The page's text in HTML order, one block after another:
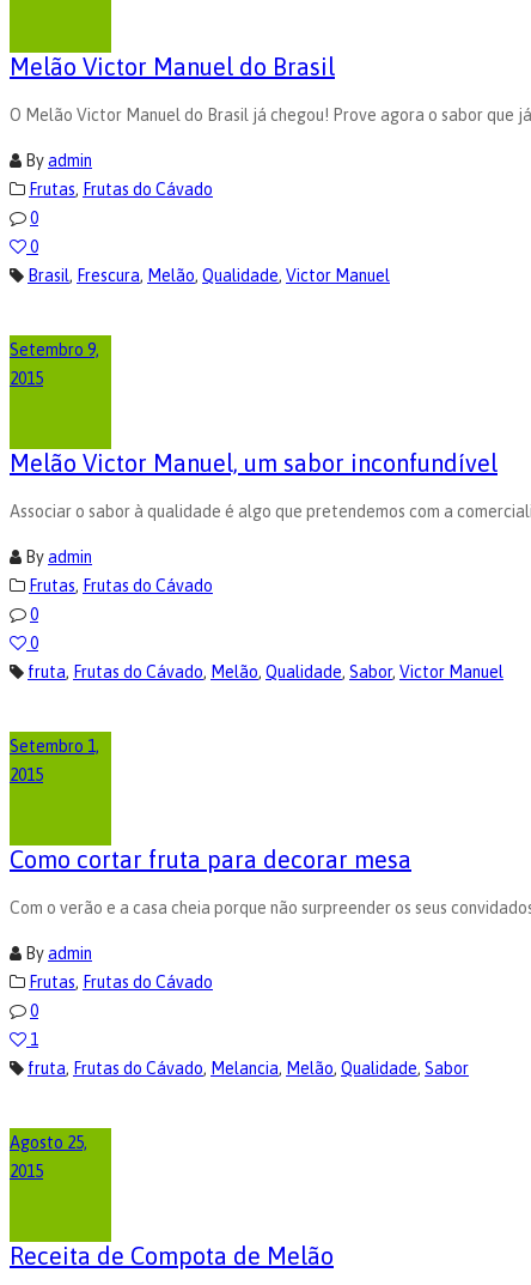
Melão Victor Manuel do Brasil
O Melão Victor Manuel do Brasil já chegou! Prove agora o sabor
Byadmin
Frutas, Frutas do Cávado
0
0
Brasil, Frescura, Melão, Qualidade, Victor Manuel
Setembro 9,
2015
Melão Victor Manuel, um sabor inconfundível
Associar o sabor à qualidade é algo que pretendemos com a
Byadmin
Frutas, Frutas do Cávado
0
0
fruta, Frutas do Cávado, Melão, Qualidade, Sabor, Victor Manuel
Setembro 1,
2015
Como cortar fruta para decorar mesa
Com o verão e a casa cheia porque não surpreender os seus
Byadmin
Frutas, Frutas do Cávado
0
1
fruta, Frutas do Cávado, Melancia, Melão, Qualidade, Sabor
Agosto 25,
2015
Receita de Compota de Melão